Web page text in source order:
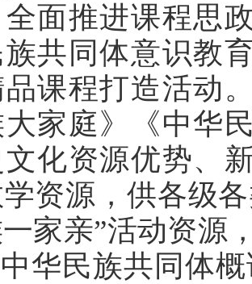
面推进课程思
共同体意识教
课程打造活动
家庭》《中华
化资源优势、
资源，供各级
家亲”活动资源
中华民族共同体